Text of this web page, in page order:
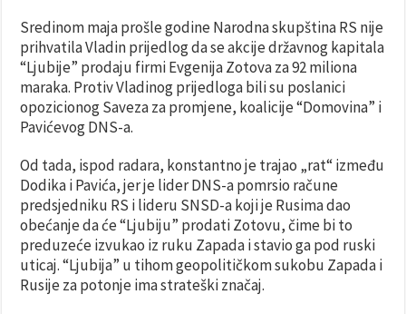
Sredinom maja prošle godine Narodna skupština RS nije
prihvatila Vladin prijedlog da se akcije državnog kapitala
“Ljubije” prodaju firmi Evgenija Zotova za 92 miliona
maraka. Protiv Vladinog prijedloga bili su poslanici
opozicionog Saveza za promjene, koalicije “Domovina” i
Pavićevog DNS-a.
Od tada, ispod radara, konstantno je trajao „rat“ između
Dodika i Pavića, jer je lider DNS-a pomrsio račune
predsjedniku RS i lideru SNSD-a koji je Rusima dao
obećanje da će “Ljubiju” prodati Zotovu, čime bi to
preduzeće izvukao iz ruku Zapada i stavio ga pod ruski
uticaj. “Ljubija” u tihom geopolitičkom sukobu Zapada i
Rusije za potonje ima strateški značaj.